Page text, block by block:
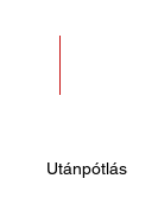
Utánpótlás